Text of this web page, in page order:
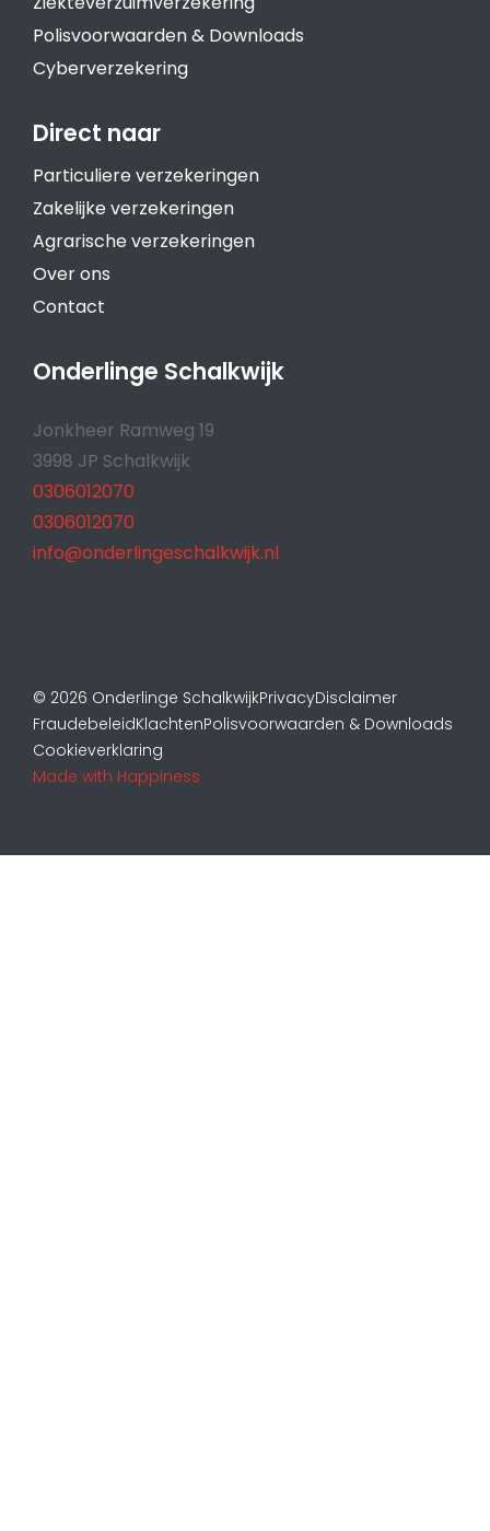
Polisvoorwaarden & Downloads
Cyberverzekering
Direct naar
Particuliere verzekeringen
Zakelijke verzekeringen
Agrarische verzekeringen
Over ons
Contact
Onderlinge Schalkwijk
Jonkheer Ramweg 19
3998 JP Schalkwijk
0306012070
0306012070
info@onderlingeschalkwijk.nl
© 2026 Onderlinge SchalkwijkPrivacyDisclaimer
FraudebeleidKlachtenPolisvoorwaarden & Downloads
Cookieverklaring
Made with Happiness